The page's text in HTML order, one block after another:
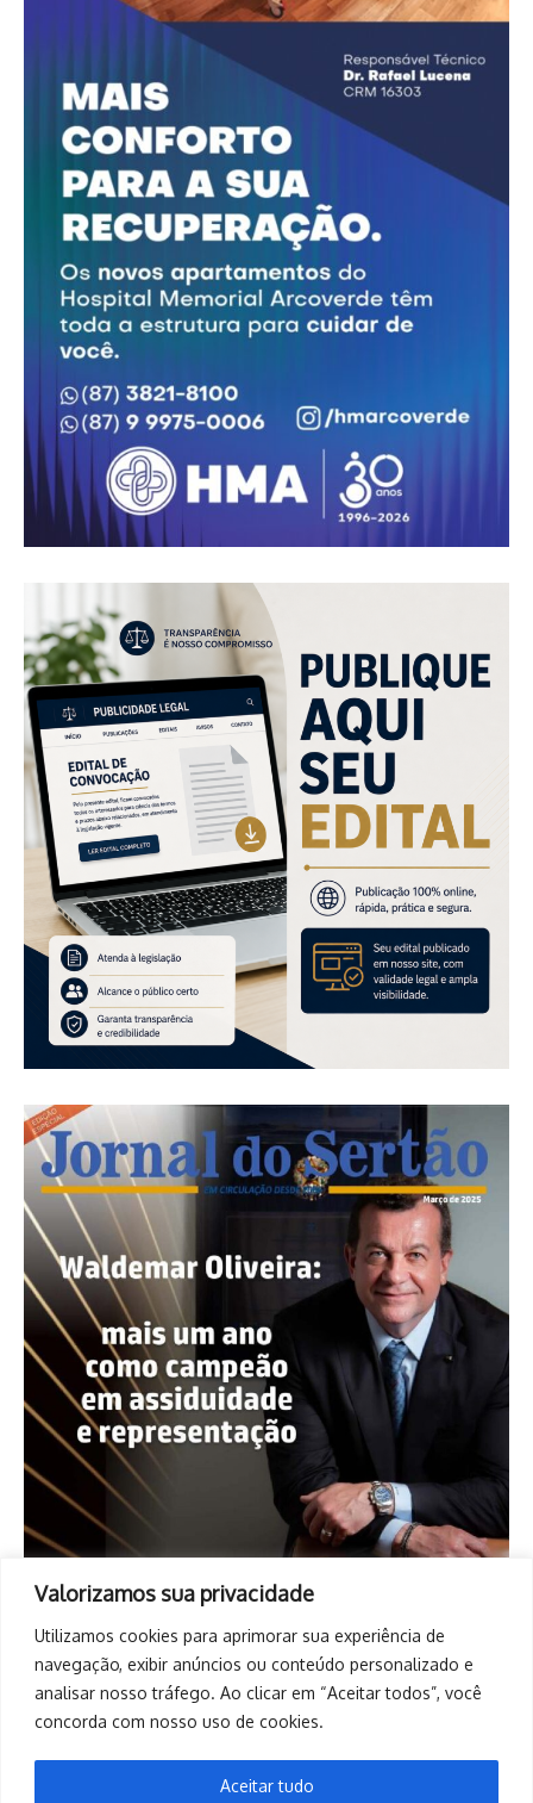
Valorizamos sua privacidade
Utilizamos cookies para aprimorar sua experiência de
navegação, exibir anúncios ou conteúdo personalizado e
analisar nosso tráfego. Ao clicar em “Aceitar todos”, você
concorda com nosso uso de cookies.
Aceitar tudo